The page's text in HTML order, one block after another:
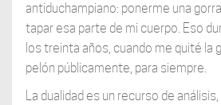
antiduchampiano: ponerme una
tapar esa parte de mi cuerpo. Eso
los treinta años, cuando me quité la
pelón públicamente, para siempre.
La dualidad es un recurso de